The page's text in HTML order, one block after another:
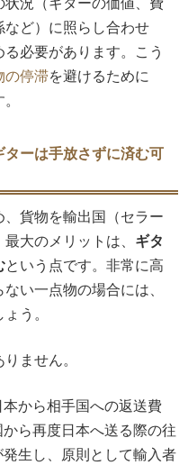
ど）に照らし合わせ
必要があります。こう
の停滞を避けるために
ーは手放さずに済む可
、貨物を輸出国（セラー
大のメリットは、 ギタ
という点です。非常に高
い一点物の場合には、
う。
ません。
本から相手国への返送費
ら再度日本へ送る際の往
生し、原則として輸入者